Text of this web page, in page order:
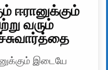
ஈரானுக்கும்
வரும்
இடையே